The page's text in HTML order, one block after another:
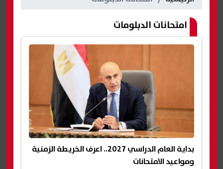
امتحانات الدبلومات
بداية العام الدراسي 2027.. اعرف الخريطة الزمنية
ومواعيد الامتحانات